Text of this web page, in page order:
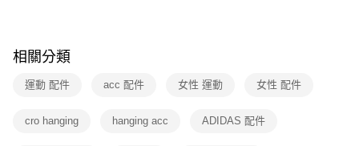
※ 交易是否成功請以「AFTEE先享後付 」之結帳頁面顯示為準，若有關於
是否繳費成功／繳費後需取消欲退款等相關疑問，請聯繫「AFTEE先享後付
客戶支援中心」
https://netprotections.freshdesk.com/support/home
１．透過由恩沛科技股份有限公司提供之「AFTEE先享後付」服務完成之交
相關分類
運動 配件 acc 配件 女性 運動 女性 配件
cro hanging hanging acc ADIDAS 配件